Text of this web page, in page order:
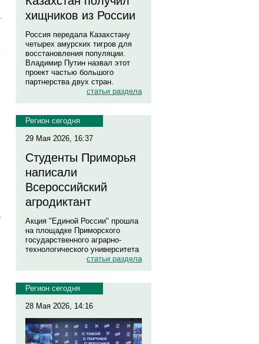
хищников из России
Россия передала Казахстану
четырех амурских тигров для
восстановления популяции.
Владимир Путин назвал этот
проект частью большого
партнерства двух стран.
статьи раздела
Регион сегодня
29 Мая 2026, 16:37
Студенты Приморья
написали
Всероссийский
агродиктант
Акция "Единой России" прошла
на площадке Приморского
государственного аграрно-
технологического университета
статьи раздела
Регион сегодня
28 Мая 2026, 14:16